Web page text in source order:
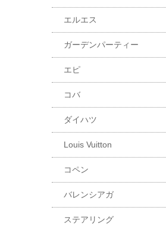
エルエス
ガーデンパーティー
エピ
コバ
ダイハツ
Louis Vuitton
コペン
バレンシアガ
ステアリング